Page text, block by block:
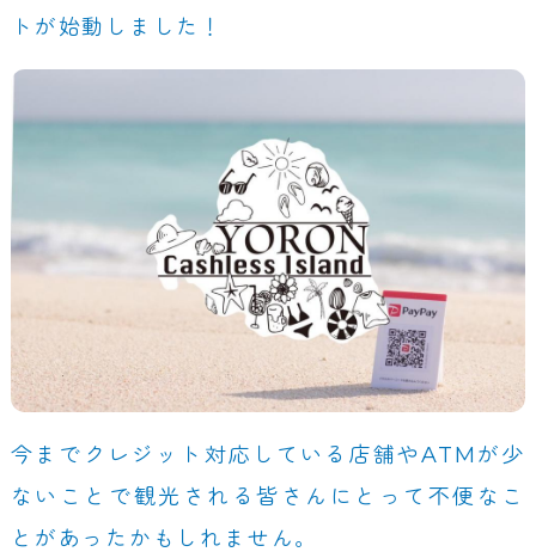
トが始動しました！
今までクレジット対応している店舗やATMが少
ないことで観光される皆さんにとって不便なこ
とがあったかもしれません。